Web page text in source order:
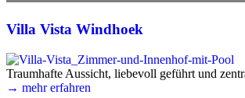
Villa Vista Windhoek
Traumhafte Aussicht, liebevoll geführt und
→ mehr erfahren